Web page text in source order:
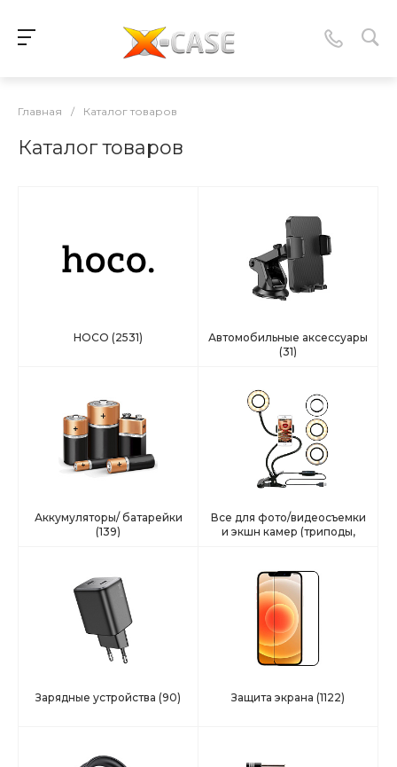
Главная / Каталог товаров
Каталог товаров
HOCO (2531)
Автомобильные аксессуары
(31)
Аккумуляторы/ батарейки
(139)
Все для фото/видеосъемки
и экшн камер (триподы,
Зарядные устройства (90) Защита экрана (1122)